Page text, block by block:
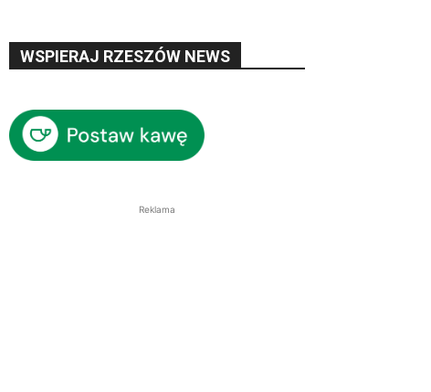
WSPIERAJ RZESZÓW NEWS
Reklama